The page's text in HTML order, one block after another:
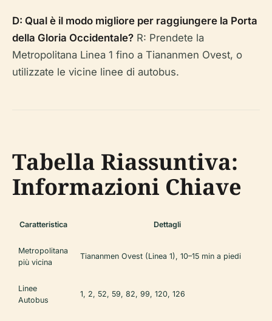
D: Qual è il modo migliore per raggiungere la Porta
della Gloria Occidentale? R: Prendete la
Metropolitana Linea 1 fino a Tiananmen Ovest, o
utilizzate le vicine linee di autobus.
Tabella Riassuntiva:
Informazioni Chiave
Caratteristica Dettagli
Metropolitana
più vicina
Tiananmen Ovest (Linea 1), 10–15 min a piedi
Linee
Autobus
1, 2, 52, 59, 82, 99, 120, 126